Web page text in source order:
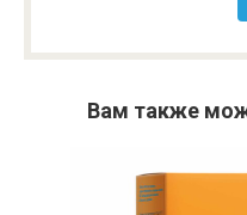
Вам также